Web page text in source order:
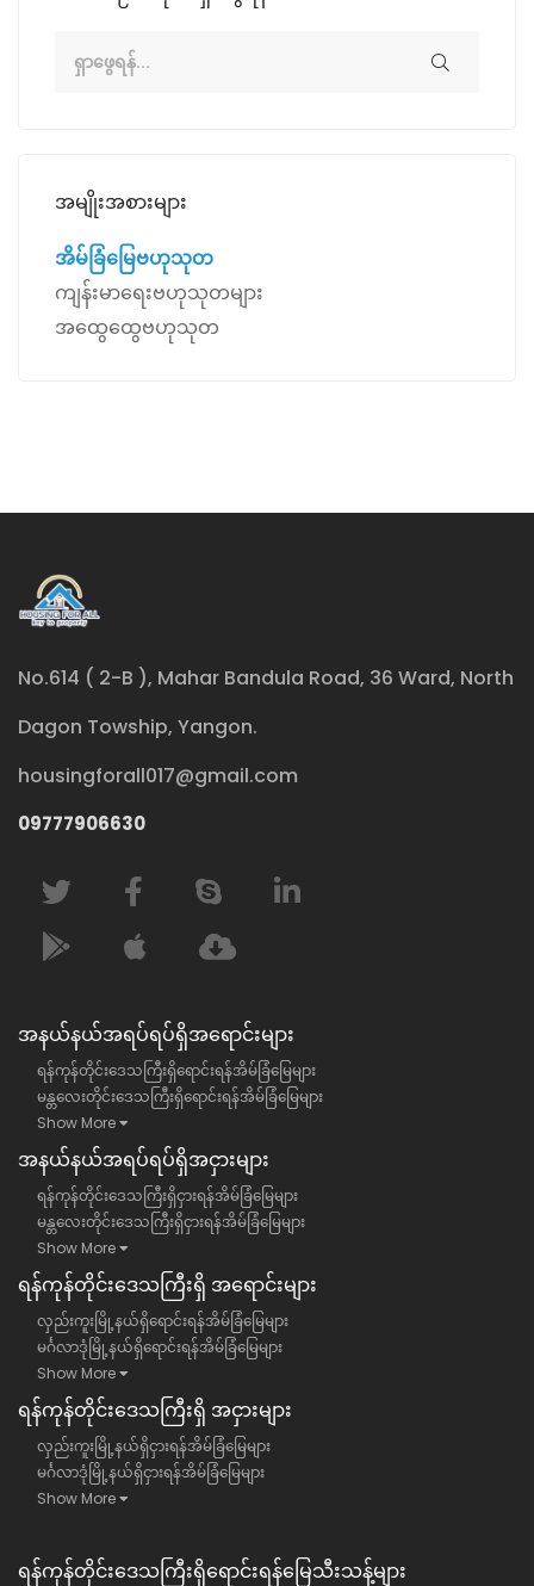
အမျိုးအစားများ
အိမ်ခြံမြေဗဟုသုတ
ကျန်းမာရေးဗဟုသုတများ
အထွေထွေဗဟုသုတ
No.614 ( 2-B ), Mahar Bandula Road, 36 Ward, North
Dagon Towship, Yangon.
housingforall017@gmail.com
09777906630
အနယ်နယ်အရပ်ရပ်ရှိအရောင်းများ
ရန်ကုန်တိုင်းဒေသကြီးရှိရောင်းရန်အိမ်ခြံမြေများ
မန္တလေးတိုင်းဒေသကြီးရှိရောင်းရန်အိမ်ခြံမြေများ
Show More
အနယ်နယ်အရပ်ရပ်ရှိအငှားများ
ရန်ကုန်တိုင်းဒေသကြီးရှိငှားရန်အိမ်ခြံမြေများ
မန္တလေးတိုင်းဒေသကြီးရှိငှားရန်အိမ်ခြံမြေများ
Show More
ရန်​ကုန်တိုင်းဒေသကြီး​ရှိ အရောင်းများ
လှည်းကူးမြို့နယ်ရှိရောင်းရန်အိမ်ခြံမြေများ
မင်္ဂလာဒုံမြို့နယ်ရှိရောင်းရန်အိမ်ခြံမြေများ
Show More
ရန်​ကုန်တိုင်းဒေသကြီး​ရှိ အငှားများ
လှည်းကူးမြို့နယ်ရှိငှားရန်အိမ်ခြံမြေများ
မင်္ဂလာဒုံမြို့နယ်ရှိငှားရန်အိမ်ခြံမြေများ
Show More
ရန်ကုန်တိုင်းဒေသကြီး​ရှိရောင်းရန်မြေသီးသန့်များ